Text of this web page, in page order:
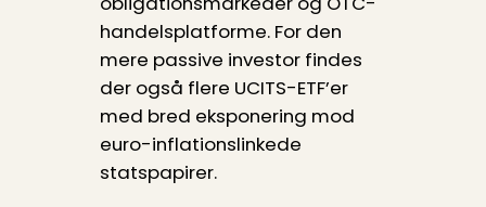
handelsplatforme. For den
mere passive investor findes
der også flere UCITS-ETF’er
med bred eksponering mod
euro-inflationslinkede
statspapirer.